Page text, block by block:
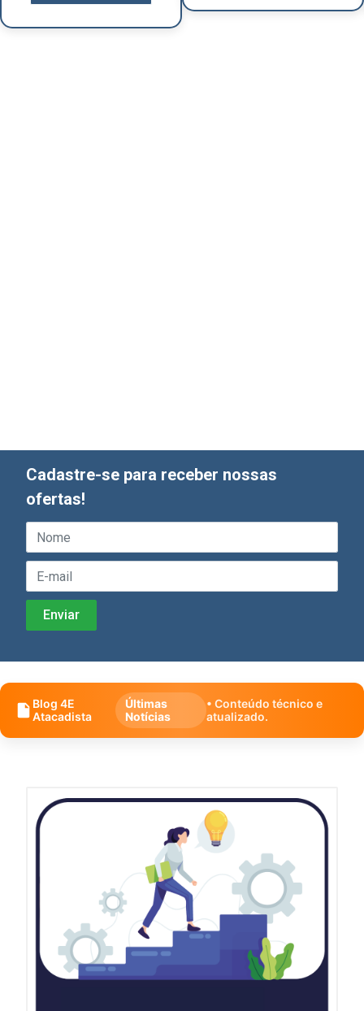
Cadastre-se para receber nossas
ofertas!
Blog 4E
Atacadista
Últimas
Notícias
• Conteúdo técnico e
atualizado.